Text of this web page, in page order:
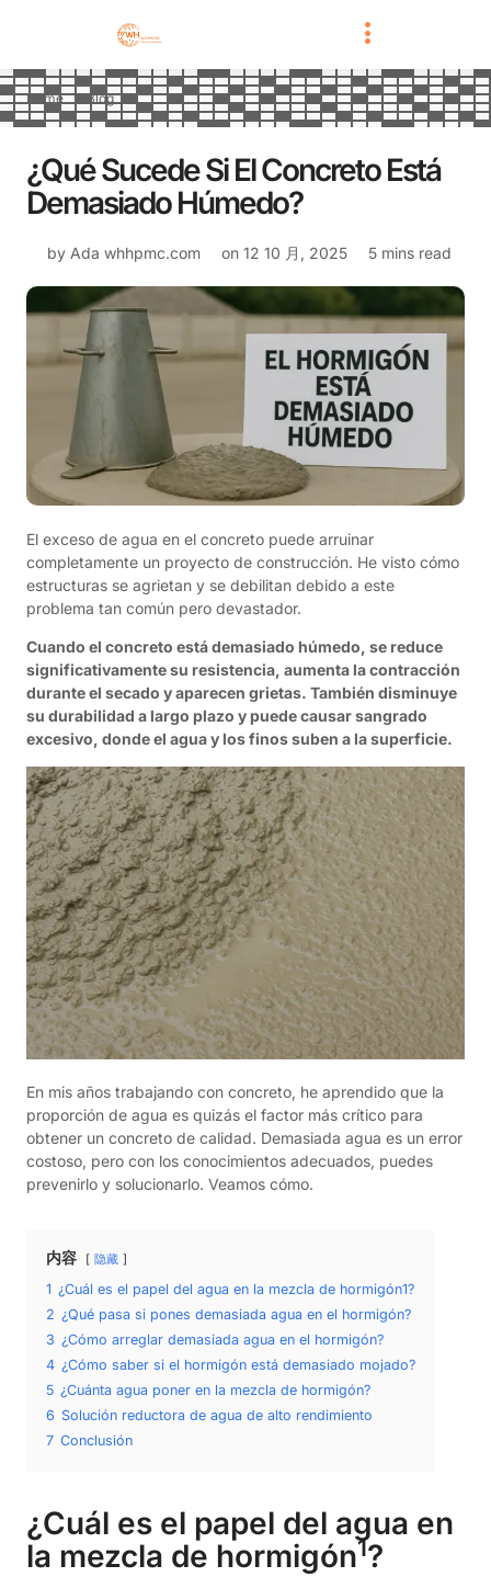
Home Blog
¿Qué Sucede Si El Concreto Está
Demasiado Húmedo?
by Ada whhpmc.com on 12 10 月, 2025 5 mins read
El exceso de agua en el concreto puede arruinar
completamente un proyecto de construcción. He visto cómo
estructuras se agrietan y se debilitan debido a este
problema tan común pero devastador.
Cuando el concreto está demasiado húmedo, se reduce
significativamente su resistencia, aumenta la contracción
durante el secado y aparecen grietas. También disminuye
su durabilidad a largo plazo y puede causar sangrado
excesivo, donde el agua y los finos suben a la superficie.
En mis años trabajando con concreto, he aprendido que la
proporción de agua es quizás el factor más crítico para
obtener un concreto de calidad. Demasiada agua es un error
costoso, pero con los conocimientos adecuados, puedes
prevenirlo y solucionarlo. Veamos cómo.
内容 隐藏
1 ¿Cuál es el papel del agua en la mezcla de hormigón1?
2 ¿Qué pasa si pones demasiada agua en el hormigón?
3 ¿Cómo arreglar demasiada agua en el hormigón?
4 ¿Cómo saber si el hormigón está demasiado mojado?
5 ¿Cuánta agua poner en la mezcla de hormigón?
6 Solución reductora de agua de alto rendimiento
7 Conclusión
¿Cuál es el papel del agua en
la mezcla de hormigón1?